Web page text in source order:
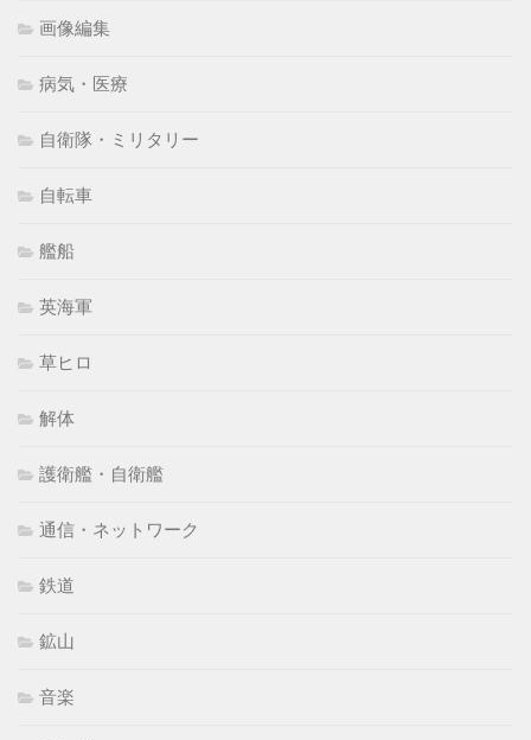
画像編集
病気・医療
自衛隊・ミリタリー
自転車
艦船
英海軍
草ヒロ
解体
護衛艦・自衛艦
通信・ネットワーク
鉄道
鉱山
音楽